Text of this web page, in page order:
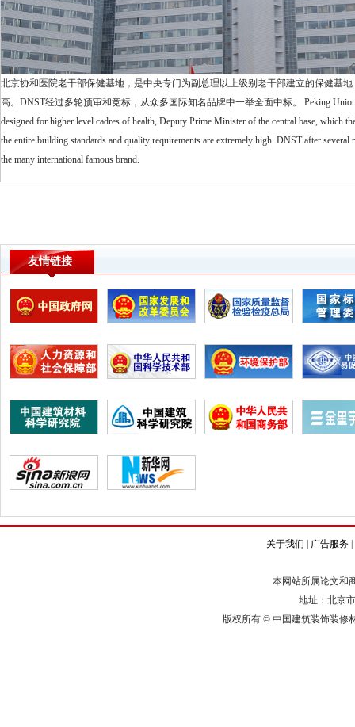
北京协和医院老干部保健基地，是中央专门为副总理以上级别老干部建立的保健基
高。DNST经过多轮预审和竞标，从众多国际知名品牌中一举全面中标。 Peking Union
designed for higher level cadres of health, Deputy Prime Minister of the central base, which
the entire building standards and quality requirements are extremely high. DNST after
the many international famous brand.
友情链接
关于我们 广告服务
本网站所属论文和
地址：北京
版权所有© 中国建筑装饰装